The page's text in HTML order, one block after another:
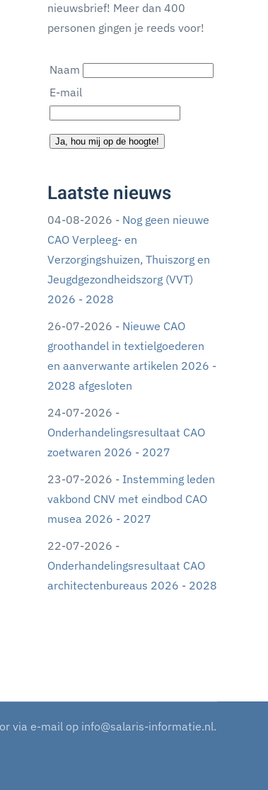
nieuwsbrief! Meer dan 400
personen gingen je reeds voor!
Naam
E-mail
Ja, hou mij op de hoogte!
Laatste nieuws
04-08-2026 - Nog geen nieuwe
CAO Verpleeg- en
Verzorgingshuizen, Thuiszorg en
Jeugdgezondheidszorg (VVT)
2026 - 2028
26-07-2026 - Nieuwe CAO
groothandel in textielgoederen
en aanverwante artikelen 2026 -
2028 afgesloten
24-07-2026 -
Onderhandelingsresultaat CAO
zoetwaren 2026 - 2027
23-07-2026 - Instemming leden
vakbond CNV met eindbod CAO
musea 2026 - 2027
22-07-2026 -
Onderhandelingsresultaat CAO
architectenbureaus 2026 - 2028
via e-mail op info@salaris-informatie.nl.